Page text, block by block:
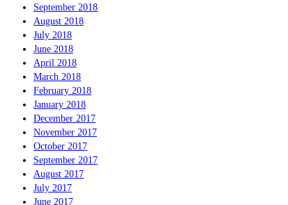
September 2018
August 2018
July 2018
June 2018
April 2018
March 2018
February 2018
January 2018
December 2017
November 2017
October 2017
September 2017
August 2017
July 2017
June 2017